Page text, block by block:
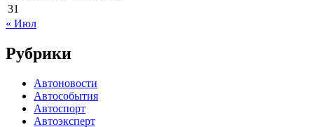
31
« Июл
Рубрики
Автоновости
Автособытия
Автоспорт
Автоэксперт